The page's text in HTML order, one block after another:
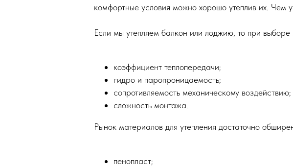
комфортные условия можно хорошо утеплив их. Чем
Если мы утепляем балкон или лоджию, то при
коэффициент теплопередачи;
гидро и паропроницаемость;
сопротивляемость механическому воздействию;
сложность монтажа.
Рынок материалов для утепления достаточно
пенопласт;